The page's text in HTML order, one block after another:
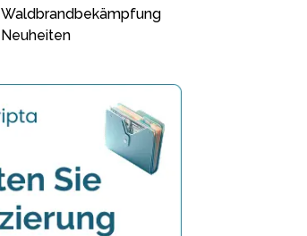
Waldbrandbekämpfung
Neuheiten